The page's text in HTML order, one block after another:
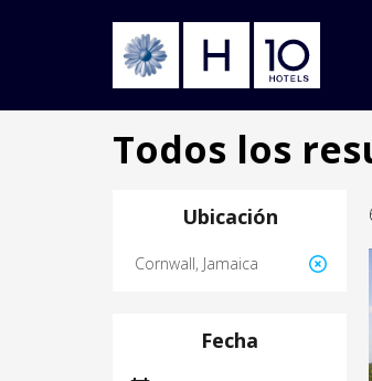
Todos los
Ubicación
Fecha